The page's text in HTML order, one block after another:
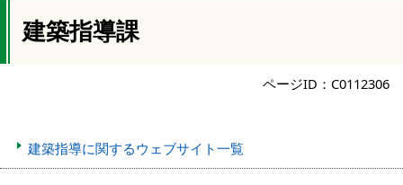
建築指導課
ページID：C0112306
建築指導に関するウェブサイト一覧